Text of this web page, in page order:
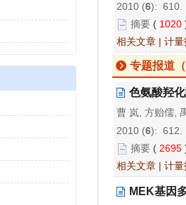
2010 (6): 610.
摘要 ( 1020
相关文章 | 计量
专题报道
色氨酸羟
曹 岚, 方贻儒,
2010 (6): 612.
摘要 ( 2695
相关文章 | 计量
MEK基因